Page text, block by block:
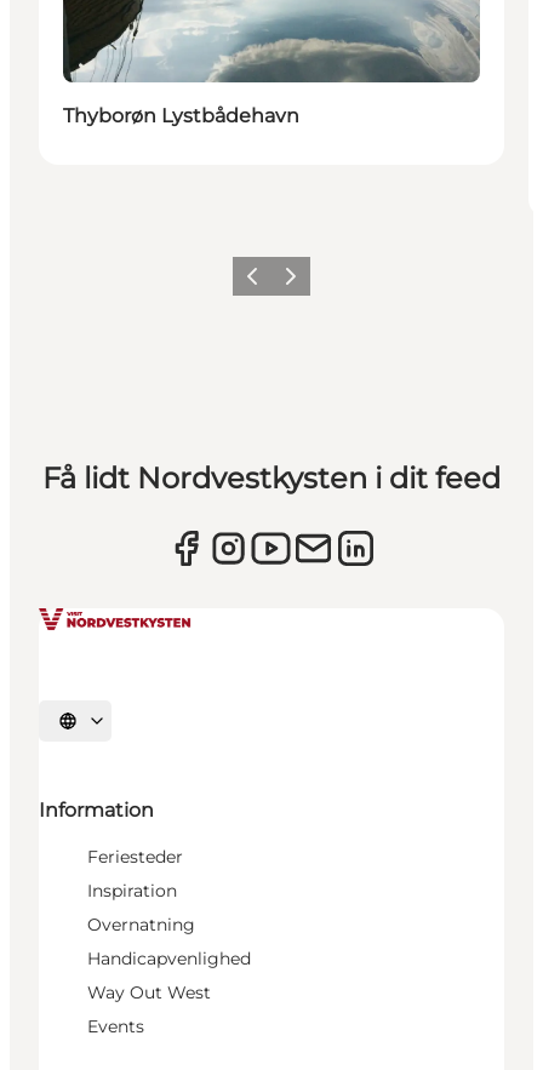
Thyborøn Lystbådehavn
ForrigeNæste
Få lidt Nordvestkysten i dit feed
Vælg sprog
Information
Feriesteder
Inspiration
Overnatning
Handicapvenlighed
Way Out West
Events